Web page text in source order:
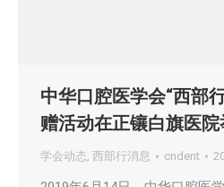
中华口腔医学会“西部
赠活动在正镶白旗医院
学会动态, 西部行消息 cndent